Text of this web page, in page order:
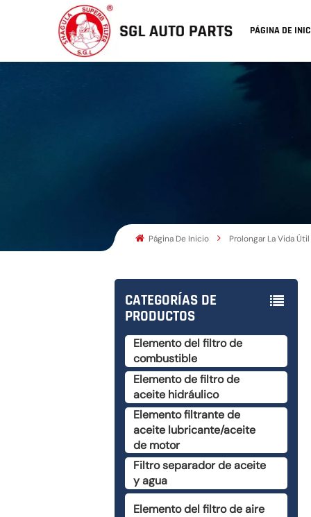
PÁGINA DE
Página De Inicio Prolongar La Vida
CATEGORÍAS DE
PRODUCTOS
Elemento del filtro de
combustible
Elemento de filtro de
aceite hidráulico
Elemento filtrante de
aceite lubricante/aceite
de motor
Filtro separador de aceite
y agua
Elemento del filtro de aire